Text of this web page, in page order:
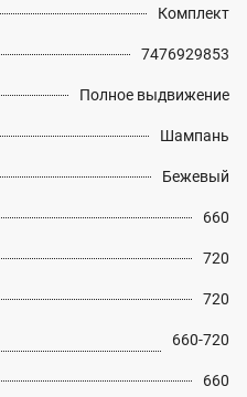
Комплект
7476929853
Полное выдвижение
Шампань
Бежевый
660
720
720
660-720
660